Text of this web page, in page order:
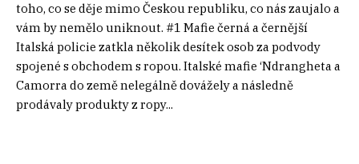
toho, co se děje mimo Českou republiku, co nás zaujalo a
vám by nemělo uniknout. #1 Mafie černá a černější
Italská policie zatkla několik desítek osob za podvody
spojené s obchodem s ropou. Italské mafie ‘Ndrangheta a
Camorra do země nelegálně dovážely a následně
prodávaly produkty z ropy...